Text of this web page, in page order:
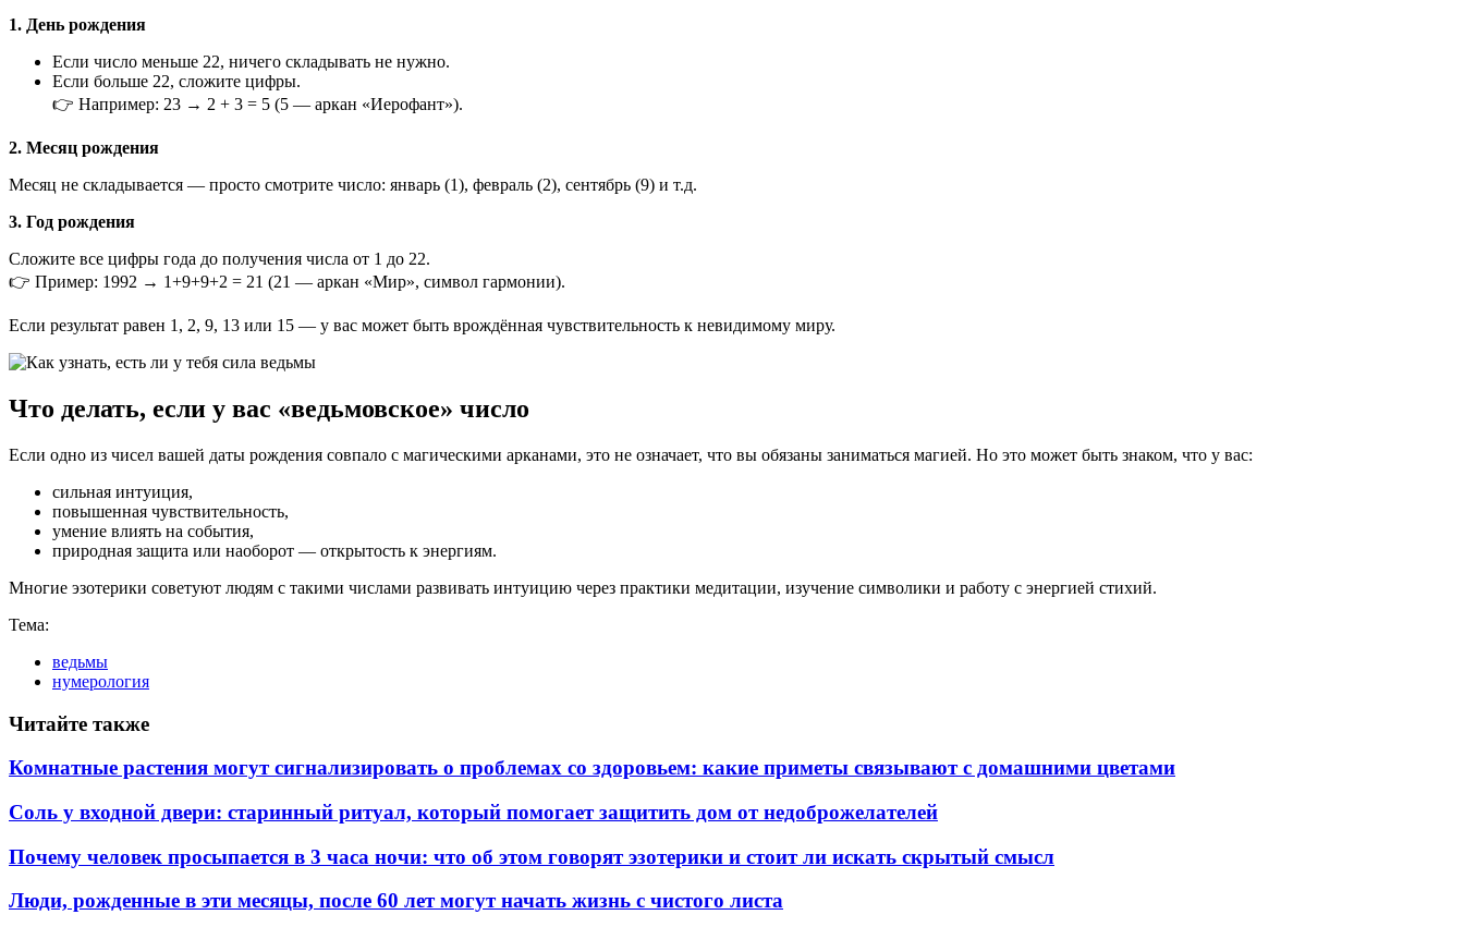
1. День рождения
Если число меньше 22, ничего складывать не нужно.
Если больше 22, сложите цифры.
👉 Например: 23 → 2 + 3 = 5 (5 — аркан «Иерофант»).
2. Месяц рождения
Месяц не складывается — просто смотрите число: январь (1), февраль (2), сентябрь (9) и т.д.
3. Год рождения
Сложите все цифры года до получения числа от 1 до 22.
👉 Пример: 1992 → 1+9+9+2 = 21 (21 — аркан «Мир», символ гармонии).
Если результат равен 1, 2, 9, 13 или 15 — у вас может быть врождённая чувствительность к невидимому миру.
Что делать, если у вас «ведьмовское» число
Если одно из чисел вашей даты рождения совпало с магическими арканами, это не означает, что вы обязаны заниматься магией. Но это может быть знаком, что у вас:
сильная интуиция,
повышенная чувствительность,
умение влиять на события,
природная защита или наоборот — открытость к энергиям.
Многие эзотерики советуют людям с такими числами развивать интуицию через практики медитации, изучение символики и работу с энергией стихий.
Тема:
ведьмы
нумерология
Читайте также
Комнатные растения могут сигнализировать о проблемах со здоровьем: какие приметы связывают с домашними цветами
Соль у входной двери: старинный ритуал, который помогает защитить дом от недоброжелателей
Почему человек просыпается в 3 часа ночи: что об этом говорят эзотерики и стоит ли искать скрытый смысл
Люди, рожденные в эти месяцы, после 60 лет могут начать жизнь с чистого листа